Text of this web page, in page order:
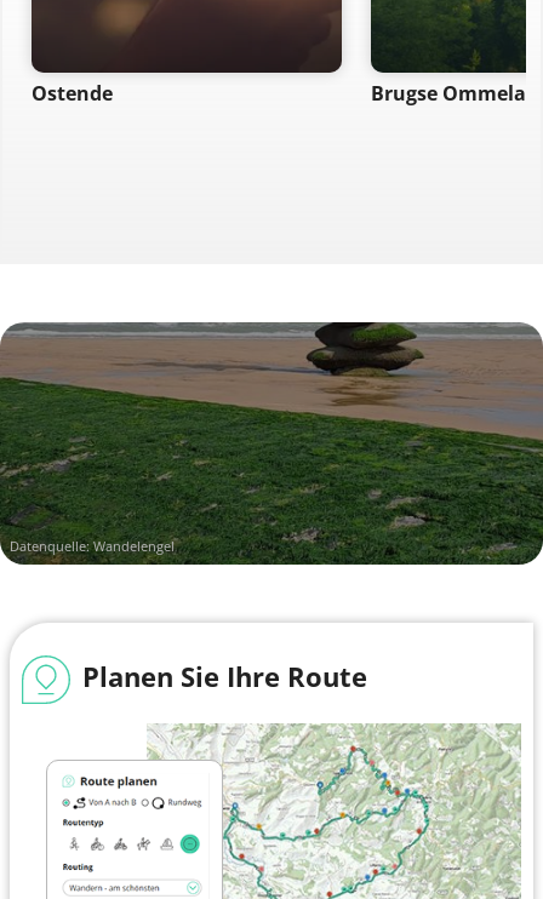
Ostende Brugse
Datenquelle: Wandelengel
Planen Sie Ihre Route